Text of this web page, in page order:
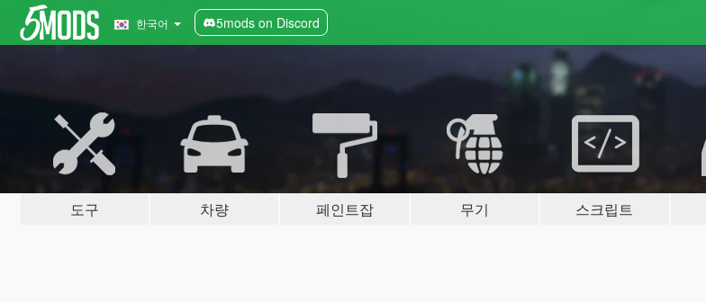
한국어 5mods on Discord
도구 차량 페인트잡 무기 스크립트